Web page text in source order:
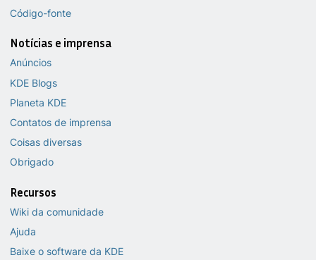
Código-fonte
Notícias e imprensa
Anúncios
KDE Blogs
Planeta KDE
Contatos de imprensa
Coisas diversas
Obrigado
Recursos
Wiki da comunidade
Ajuda
Baixe o software da KDE